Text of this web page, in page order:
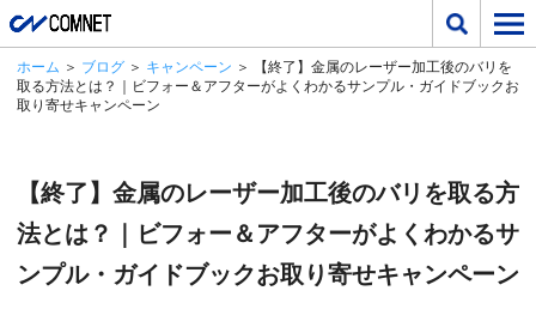
ホーム ＞ ブログ ＞ キャンペーン ＞ 【終了】金属のレーザー加工後のバリを
取る方法とは？｜ビフォー＆アフターがよくわかるサンプル・ガイドブックお
取り寄せキャンペーン
【終了】金属のレーザー加工後のバリを取る方
法とは？｜ビフォー＆アフターがよくわかるサ
ンプル・ガイドブックお取り寄せキャンペーン